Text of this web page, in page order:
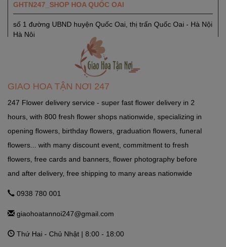
GIAO HOA TẬN NƠI 247
247 Flower delivery service - super fast flower delivery in 2
hours, with 800 fresh flower shops nationwide, specializing in
opening flowers, birthday flowers, graduation flowers, funeral
flowers... with many discount event, commitment to fresh
flowers, free cards and banners, flower photography before
and after delivery, free shipping to many areas nationwide
0938 780 001
giaohoatannoi247@gmail.com
Thứ Hai - Chủ Nhật | 8:00 - 18:00
GHTN247_SHOP HOA QUỐC OAI
số 1 đường UBND huyện Quốc Oai, thị trấn Quốc Oai - Hà Nội
Hà Nội
GHTN247_SHOP HOA SÓC SƠN
Quốc Lộ 3, Xã Phù Lỗ, Huyện Sóc Sơn, Thành Phố Hà Nội
Tỉnh Lộ 84, TT. Liên Quan, Thạch Thất, Hà Nội Hà Nội
GHTN247_SHOP HOA THANH OAI
Số 7 Dốc Mọc - Cao Dương - Thanh Oai - Hà Nội Hà Nội